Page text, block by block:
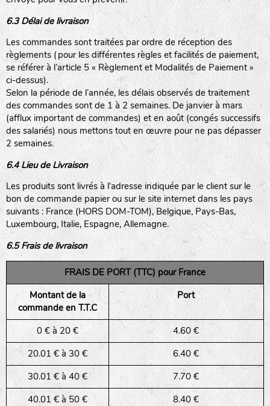
6.3 Délai de livraison
Les commandes sont traitées par ordre de réception des
règlements (pour les différentes règles et facilités de paiement,
se référer à l’article 5 « Règlement et Modalités de Paiement »
ci-dessus).
Selon la période de l’année, les délais observés de traitement
des commandes sont de 1 à 2 semaines. De janvier à mars
(afflux important de commandes) et en août (congés successifs
des salariés) nous mettons tout en œuvre pour ne pas dépasser
2 semaines.
6.4 Lieu de Livraison
Les produits sont livrés à l'adresse indiquée par le client sur le
bon de commande papier ou sur le site internet dans les pays
suivants : France (HORS DOM-TOM), Belgique, Pays-Bas,
Luxembourg, Italie, Espagne, Allemagne.
6.5 Frais de livraison
FRAIS DE PORT (TTC) pour France
Montant de la
commande en T.T.C
Port
0 € à 20 €
4.60 €
20.01 € à 30 €
6.40 €
30.01 € à 40 €
7.70 €
40.01 € à 50 €
8.40 €